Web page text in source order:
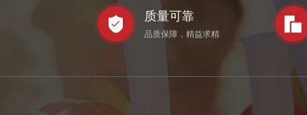
质量可靠
品质保障，精益求精